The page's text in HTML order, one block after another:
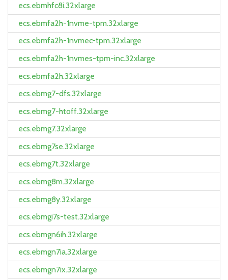
ecs.ebmhfc8i.32xlarge
ecs.ebmfa2h-1nvme-tpm.32xlarge
ecs.ebmfa2h-1nvmec-tpm.32xlarge
ecs.ebmfa2h-1nvmes-tpm-inc.32xlarge
ecs.ebmfa2h.32xlarge
ecs.ebmg7-dfs.32xlarge
ecs.ebmg7-htoff.32xlarge
ecs.ebmg7.32xlarge
ecs.ebmg7se.32xlarge
ecs.ebmg7t.32xlarge
ecs.ebmg8m.32xlarge
ecs.ebmg8y.32xlarge
ecs.ebmgi7s-test.32xlarge
ecs.ebmgn6ih.32xlarge
ecs.ebmgn7ia.32xlarge
ecs.ebmgn7ix.32xlarge